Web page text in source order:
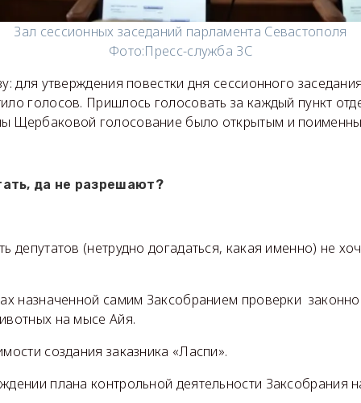
Зал сессионных заседаний парламента Севастополя
Фото:Пресс-служба ЗС
для утверждения повестки дня сессионного
голосов. Пришлось голосовать за каждый пункт
Щербаковой голосование было открытым и
да не разрешают?
депутатов (нетрудно догадаться, какая именно) не
назначенной самим Заксобранием проверки
на мысе Айя.
создания заказника «Ласпи».
плана контрольной деятельности Заксобрания